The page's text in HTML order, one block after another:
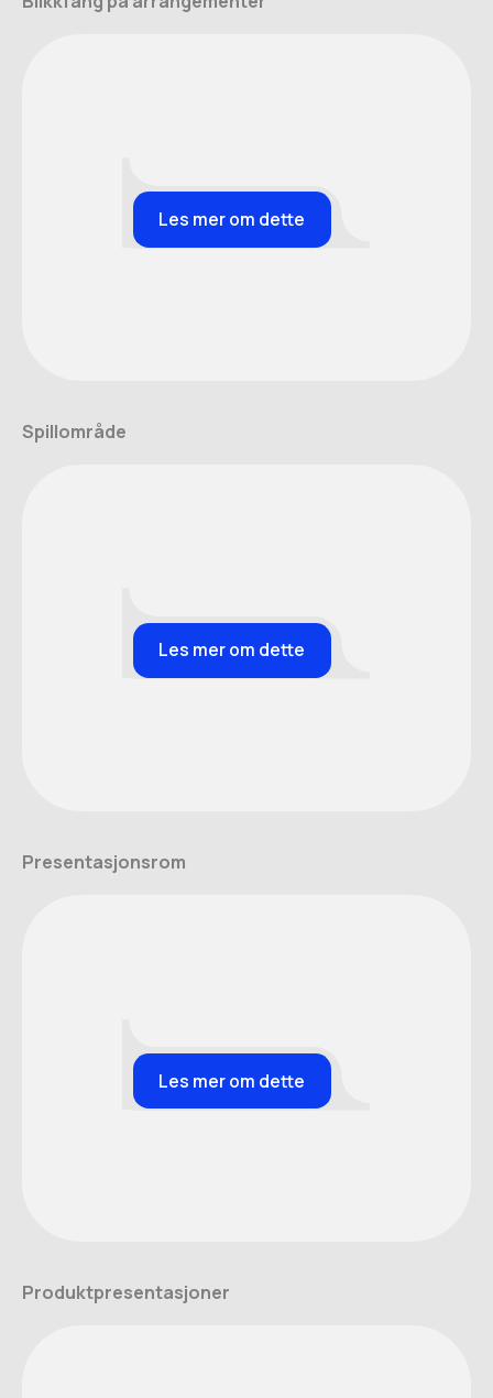
Les mer om dette
Spillområde
Les mer om dette
Presentasjonsrom
Les mer om dette
Produktpresentasjoner